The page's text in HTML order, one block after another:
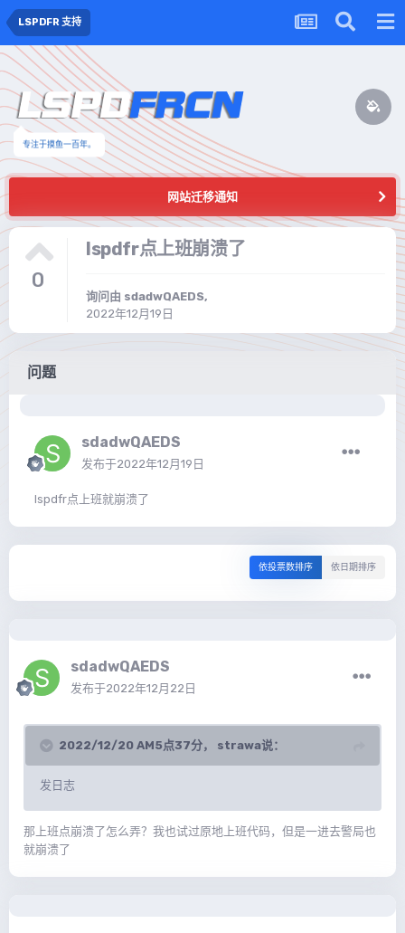
LSPDFR 支持
专注于摸鱼一百年。
网站迁移通知
0
lspdfr点上班崩溃了
询问由 sdadwQAEDS,
2022年12月19日
问题
sdadwQAEDS
发布于2022年12月19日
lspdfr点上班就崩溃了
依投票数排序 依日期排序
sdadwQAEDS
发布于2022年12月22日
2022/12/20 AM5点37分， strawa说：
发日志
那上班点崩溃了怎么弄？我也试过原地上班代码，但是一进去警局也
就崩溃了